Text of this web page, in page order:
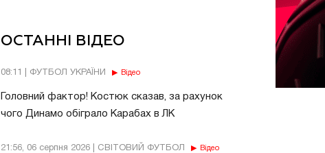
ОСТАННІ ВІДЕО
08:11 | ФУТБОЛ УКРАЇНИ Відео
Головний фактор! Костюк сказав, за рахунок
чого Динамо обіграло Карабах в ЛК
21:56, 06 серпня 2026 | СВІТОВИЙ ФУТБОЛ Відео